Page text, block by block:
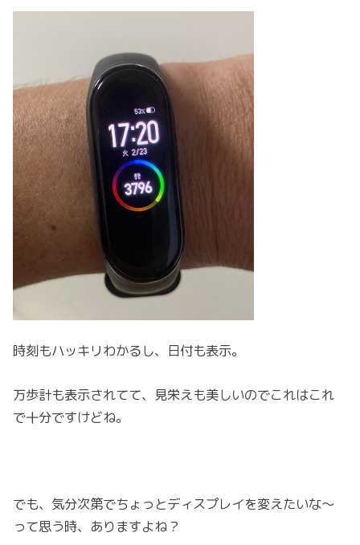
時刻もハッキリわかるし、日付も表示。
万歩計も表示されてて、見栄えも美しいのでこれはこれ
で十分ですけどね。
でも、気分次第でちょっとディスプレイを変えたいな～
って思う時、ありますよね？